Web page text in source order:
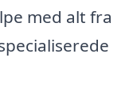
med alt fra